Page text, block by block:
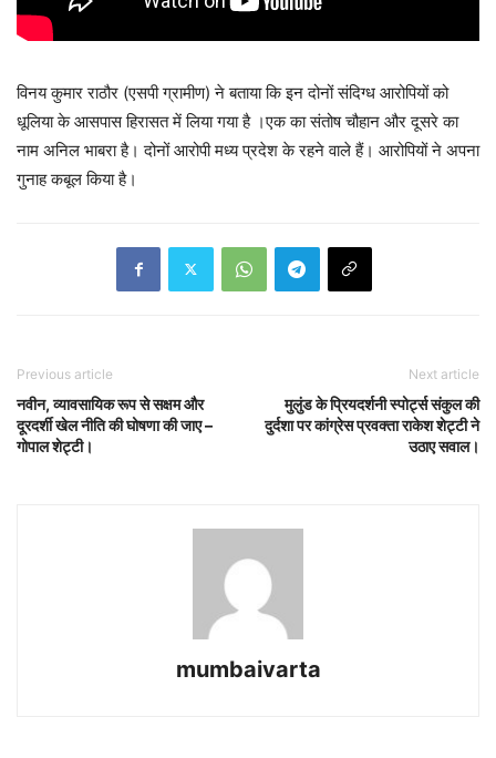
विनय कुमार राठौर (एसपी ग्रामीण) ने बताया कि इन दोनों संदिग्ध आरोपियों को
धूलिया के आसपास हिरासत में लिया गया है ।एक का संतोष चौहान और दूसरे का
नाम अनिल भाबरा है। दोनों आरोपी मध्य प्रदेश के रहने वाले हैं। आरोपियों ने अपना
गुनाह कबूल किया है।
Previous article
नवीन, व्यावसायिक रूप से सक्षम और
दूरदर्शी खेल नीति की घोषणा की जाए –
गोपाल शेट्टी।
Next article
मुलुंड के प्रियदर्शनी स्पोर्ट्स संकुल की
दुर्दशा पर कांग्रेस प्रवक्ता राकेश शेट्टी ने
उठाए सवाल।
mumbaivarta